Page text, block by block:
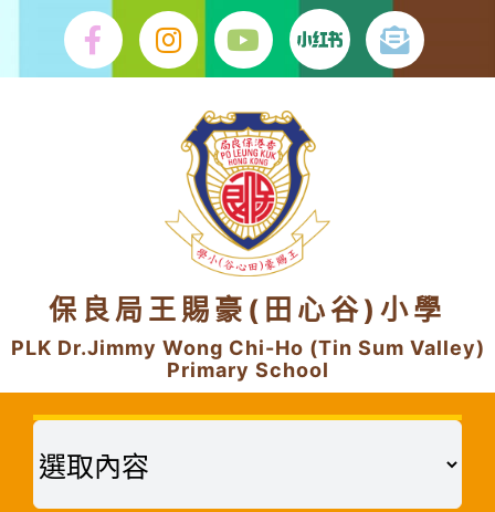
content
保良局王賜豪(田心谷)小學
PLK Dr.Jimmy Wong Chi-Ho (Tin Sum Valley)
Primary School